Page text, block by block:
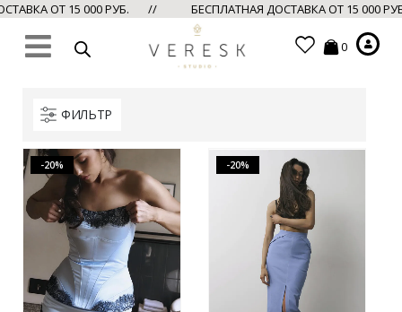
ОТ 15 000 РУБ. // БЕСПЛАТНАЯ ДОСТАВКА ОТ 15 000
0
ФИЛЬТР
-20% -20%